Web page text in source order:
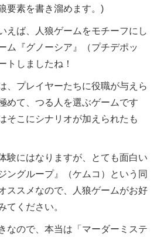
要素を書き溜めます。)
えば、人狼ゲームをモチーフにし
ム『グノーシア』（プチデポッ
トしましたね！
、プレイヤーたちに役職が与えら
めて、つる人を選ぶゲームです
そこにシナリオが加えられたも
験にはなりますが、とても面白い
ングループ』（ケムコ）という同
ススメなので、人狼ゲームがお好
てください。
なので、本当は「マーダーミステ